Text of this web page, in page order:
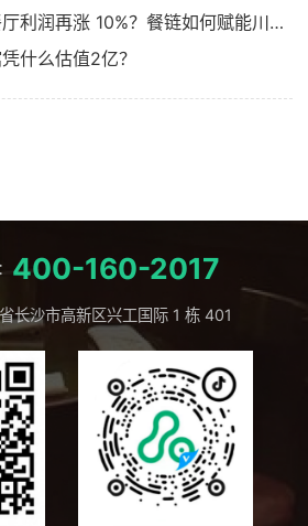
涨 10%？餐链如何赋能川菜顶流饕林稳步增长
什么估值2亿？
400-160-2017
长沙市高新区兴工国际 1 栋 401